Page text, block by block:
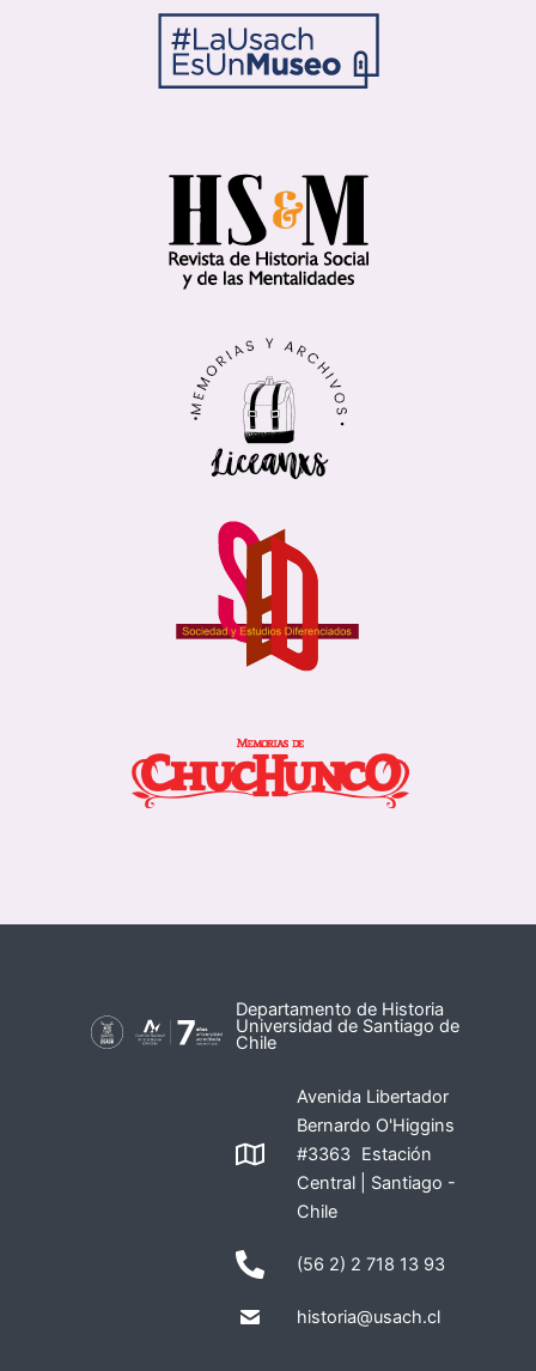
Departamento de Historia
Universidad de Santiago de
Chile
Avenida Libertador
Bernardo O'Higgins
#3363 Estación
Central | Santiago -
Chile
(56 2) 2 718 13 93
historia@usach.cl